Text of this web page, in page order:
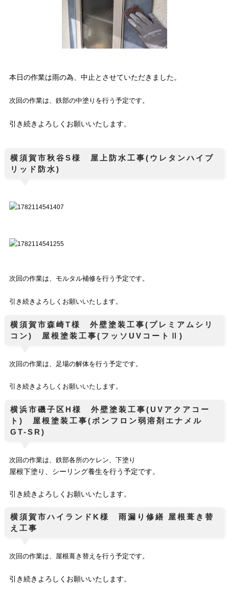
本日の作業は雨の為、中止とさせていただきました。
次回の作業は、鉄部の中塗りを行う予定です。
引き続きよろしくお願いいたします。
横須賀市秋谷S様 屋上防水工事(ウレタンハイブ
リッド防水)
次回の作業は、モルタル補修を行う予定です。
引き続きよろしくお願いいたします。
横須賀市森崎T様 外壁塗装工事(プレミアムシリ
コン) 屋根塗装工事(フッソUVコートⅡ)
次回の作業は、足場の解体を行う予定です。
引き続きよろしくお願いいたします。
横浜市磯子区H様 外壁塗装工事(UVアクアコー
ト) 屋根塗装工事(ボンフロン弱溶剤エナメル
GT-SR)
次回の作業は、鉄部各所のケレン、下塗り
屋根下塗り、シーリング養生を行う予定です。
引き続きよろしくお願いいたします。
横須賀市ハイランドK様 雨漏り修繕 屋根葺き替
え工事
次回の作業は、屋根葺き替えを行う予定です。
引き続きよろしくお願いいたします。